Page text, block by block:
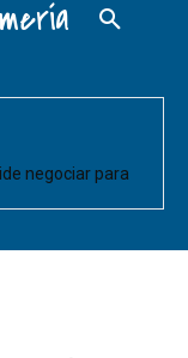
negociar para